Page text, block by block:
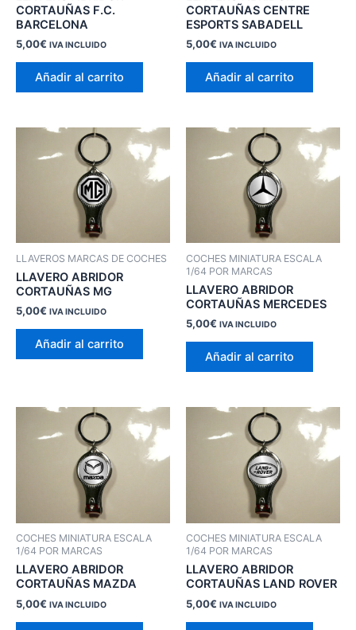
CORTAUÑAS F.C.
BARCELONA
5,00€ IVA INCLUIDO
Añadir al carrito
CORTAUÑAS CENTRE
ESPORTS SABADELL
5,00€ IVA INCLUIDO
Añadir al carrito
LLAVEROS MARCAS DE COCHES
LLAVERO ABRIDOR
CORTAUÑAS MG
5,00€ IVA INCLUIDO
Añadir al carrito
COCHES MINIATURA ESCALA
1/64 POR MARCAS
LLAVERO ABRIDOR
CORTAUÑAS MERCEDES
5,00€ IVA INCLUIDO
Añadir al carrito
COCHES MINIATURA ESCALA
1/64 POR MARCAS
LLAVERO ABRIDOR
CORTAUÑAS MAZDA
5,00€ IVA INCLUIDO
COCHES MINIATURA ESCALA
1/64 POR MARCAS
LLAVERO ABRIDOR
CORTAUÑAS LAND ROVER
5,00€ IVA INCLUIDO